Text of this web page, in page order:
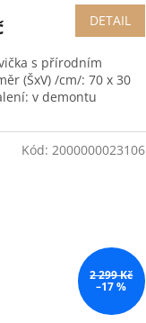
DETAIL
s přírodním
(ŠxV) /cm/: 70 x 30
v demontu
2 299 Kč
–17 %
Kód: 2000000023106